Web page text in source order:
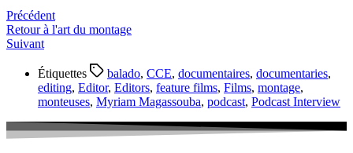
Précédent
Retour à l'art du montage
Suivant
Étiquettes balado, CCE, documentaires, documentaries,
editing, Editor, Editors, feature films, Films, montage,
monteuses, Myriam Magassouba, podcast, Podcast Interview